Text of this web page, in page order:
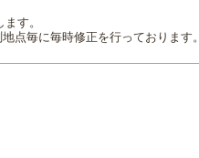
す。
点毎に毎時修正を行っております。